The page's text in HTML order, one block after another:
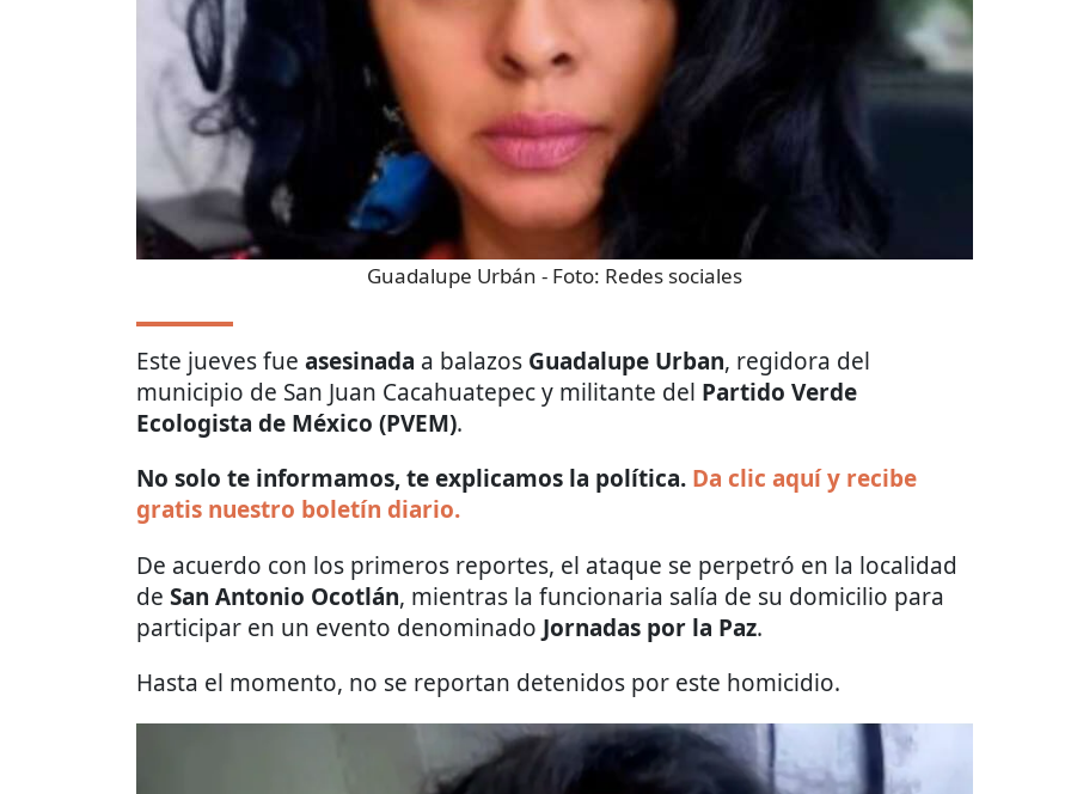
Guadalupe Urbán - Foto: Redes sociales
Este jueves fue asesinada a balazos Guadalupe Urban, regidora del
municipio de San Juan Cacahuatepec y militante del Partido Verde
Ecologista de México (PVEM).
No solo te informamos, te explicamos la política. Da clic aquí y recibe
gratis nuestro boletín diario.
De acuerdo con los primeros reportes, el ataque se perpetró en la localidad
de San Antonio Ocotlán, mientras la funcionaria salía de su domicilio para
participar en un evento denominado Jornadas por la Paz.
Hasta el momento, no se reportan detenidos por este homicidio.